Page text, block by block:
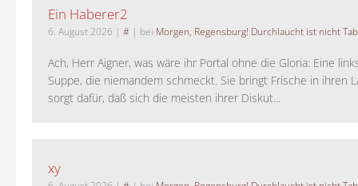
Ein Haberer2
6. August 2026 | # | bei Morgen, Regensburg! Durchlaucht ist nicht
Ach, Herr Aigner, was wäre ihr Portal ohne die Gloria: Eine
Suppe, die niemandem schmeckt. Sie bringt Frische in ihren
sorgt dafür, daß sich die meisten ihrer Diskut...
xy